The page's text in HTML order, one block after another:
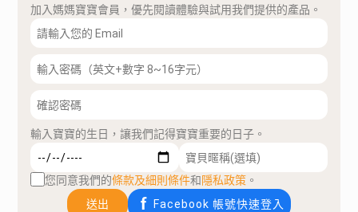
加入媽媽寶寶會員，優先閱讀體驗與試用我們提供的產品。
輸入寶寶的生日，讓我們記得寶寶重要的日子。
您同意我們的條款及細則條件和隱私政策 。
送出
Facebook 帳號快速登入